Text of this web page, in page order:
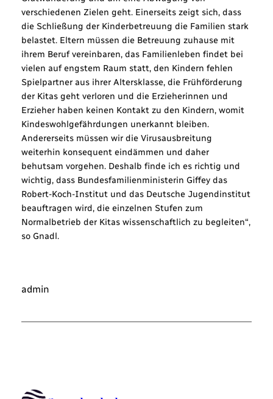
verschiedenen Zielen geht. Einerseits zeigt sich, dass
die Schließung der Kinderbetreuung die Familien stark
belastet. Eltern müssen die Betreuung zuhause mit
ihrem Beruf vereinbaren, das Familienleben findet bei
vielen auf engstem Raum statt, den Kindern fehlen
Spielpartner aus ihrer Altersklasse, die Frühförderung
der Kitas geht verloren und die Erzieherinnen und
Erzieher haben keinen Kontakt zu den Kindern, womit
Kindeswohlgefährdungen unerkannt bleiben.
Andererseits müssen wir die Virusausbreitung
weiterhin konsequent eindämmen und daher
behutsam vorgehen. Deshalb finde ich es richtig und
wichtig, dass Bundesfamilienministerin Giffey das
Robert-Koch-Institut und das Deutsche Jugendinstitut
beauftragen wird, die einzelnen Stufen zum
Normalbetrieb der Kitas wissenschaftlich zu begleiten“,
so Gnadl.
admin